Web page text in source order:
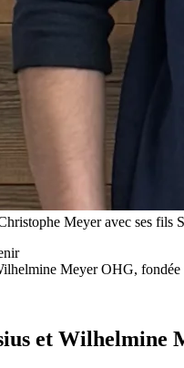
Meyer avec ses fils
Meyer OHG, fondée
et Wilhelmine